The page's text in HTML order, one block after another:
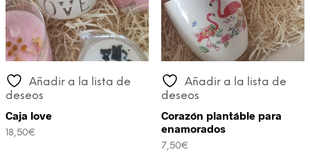
Añadir a la lista de
deseos
Caja love
18,50€
Añadir a la lista de
deseos
Corazón plantáble para
enamorados
7,50€